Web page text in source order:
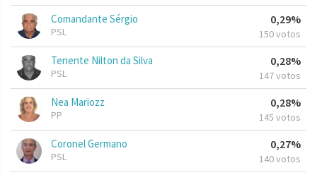
Comandante Sérgio
PSL
0,29%
150 votos
Tenente Nilton da Silva
PSL
0,28%
147 votos
Nea Mariozz
PP
0,28%
145 votos
Coronel Germano
PSL
0,27%
140 votos